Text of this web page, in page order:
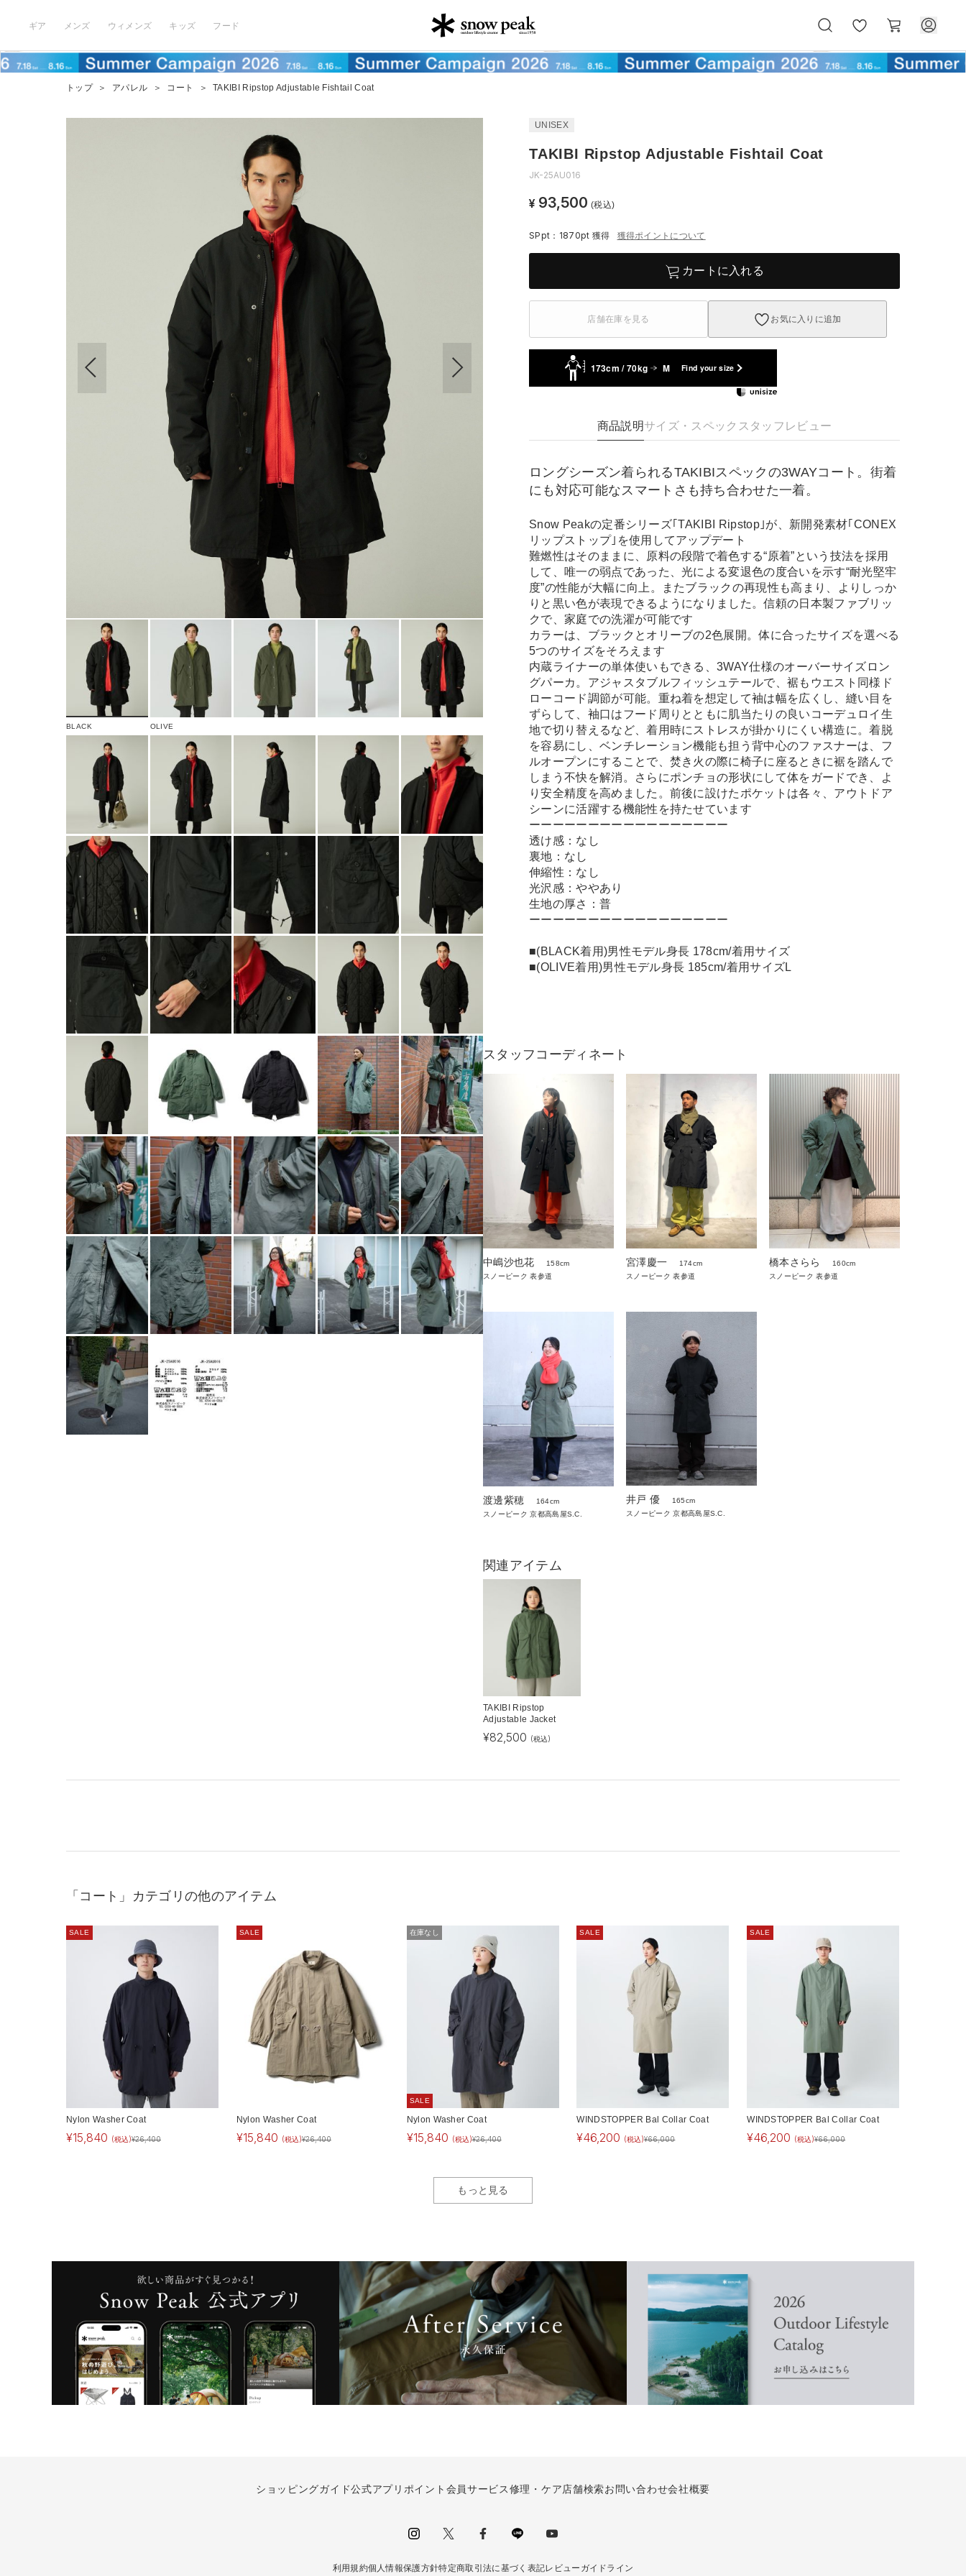
ギア メンズ ウィメンズ キッズ フード
気
に
ー
ト
トップ ＞ アパレル ＞ コート ＞ TAKIBI Ripstop Adjustable Fishtail Coat
BLACK OLIVE
UNISEX
TAKIBI Ripstop Adjustable Fishtail Coat
JK-25AU016
¥ 93,500 (税込)
SPpt：1870pt 獲得 獲得ポイントについて
カートに入れる
店舗在庫を見る お気に入りに追加
173cm / 70kg M Find your size
商品説明サイズ・スペック スタッフレビュー
ロングシーズン着られるTAKIBIスペックの3WAYコート。街着
にも対応可能なスマートさも持ち合わせた一着。
Snow Peakの定番シリーズ｢TAKIBI Ripstop｣が、新開発素材｢CONEX
リップストップ｣を使用してアップデート
難燃性はそのままに、原料の段階で着色する“原着”という技法を採用
して、唯一の弱点であった、光による変退色の度合いを示す“耐光堅牢
度”の性能が大幅に向上。またブラックの再現性も高まり、よりしっか
りと黒い色が表現できるようになりました。信頼の日本製ファブリッ
クで、家庭での洗濯が可能です
カラーは、ブラックとオリーブの2色展開。体に合ったサイズを選べる
5つのサイズをそろえます
内蔵ライナーの単体使いもできる、3WAY仕様のオーバーサイズロン
グパーカ。アジャスタブルフィッシュテールで、裾もウエスト同様ド
ローコード調節が可能。重ね着を想定して袖は幅を広くし、縫い目を
ずらして、袖口はフード周りとともに肌当たりの良いコーデュロイ生
地で切り替えるなど、着用時にストレスが掛かりにくい構造に。着脱
を容易にし、ベンチレーション機能も担う背中心のファスナーは、フ
ルオープンにすることで、焚き火の際に椅子に座るときに裾を踏んで
しまう不快を解消。さらにポンチョの形状にして体をガードでき、よ
り安全精度を高めました。前後に設けたポケットは各々、アウトドア
シーンに活躍する機能性を持たせています
ーーーーーーーーーーーーーーーーー
透け感：なし
裏地：なし
伸縮性：なし
光沢感：ややあり
生地の厚さ：普
ーーーーーーーーーーーーーーーーー
■(BLACK着用)男性モデル身長 178cm/着用サイズ
■(OLIVE着用)男性モデル身長 185cm/着用サイズL
スタッフコーディネート
中嶋沙也花
158cm
スノーピーク 表参道
宮澤慶一
174cm
スノーピーク 表参道
橋本さらら
160cm
スノーピーク 表参道
渡邊紫穂
164cm
スノーピーク 京都高島屋S.C.
井戸 優
165cm
スノーピーク 京都高島屋S.C.
関連アイテム
TAKIBI Ripstop
Adjustable Jacket
¥82,500 (税込)
「コート」カテゴリの他のアイテム
SALE
Nylon Washer Coat
¥15,840 (税込)¥26,400
SALE
Nylon Washer Coat
¥15,840 (税込)¥26,400
在庫なし
SALE
Nylon Washer Coat
¥15,840 (税込)¥26,400
SALE
WINDSTOPPER Bal Collar Coat
¥46,200 (税込)¥66,000
SALE
WINDSTOPPER Bal Collar Coat
¥46,200 (税込)¥66,000
もっと見る
ショッピングガイド公式アプリ ポイント会員サービス修理・ケア店舗検索お問い合わせ会社概要
利用規約個人情報保護方針特定商取引法に基づく表記レビューガイドライン